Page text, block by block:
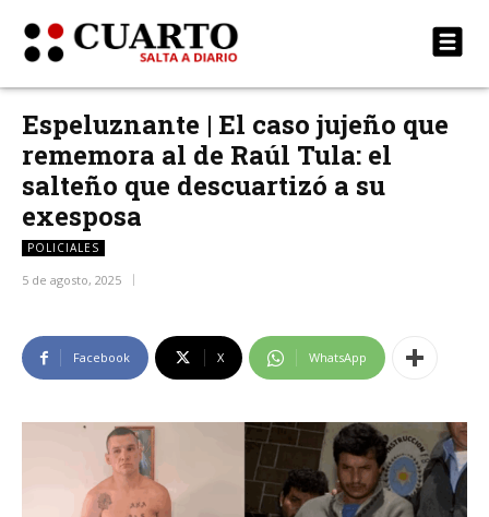
Espeluznante | El caso jujeño que
rememora al de Raúl Tula: el
salteño que descuartizó a su
exesposa
POLICIALES
5 de agosto, 2025
Facebook X WhatsApp